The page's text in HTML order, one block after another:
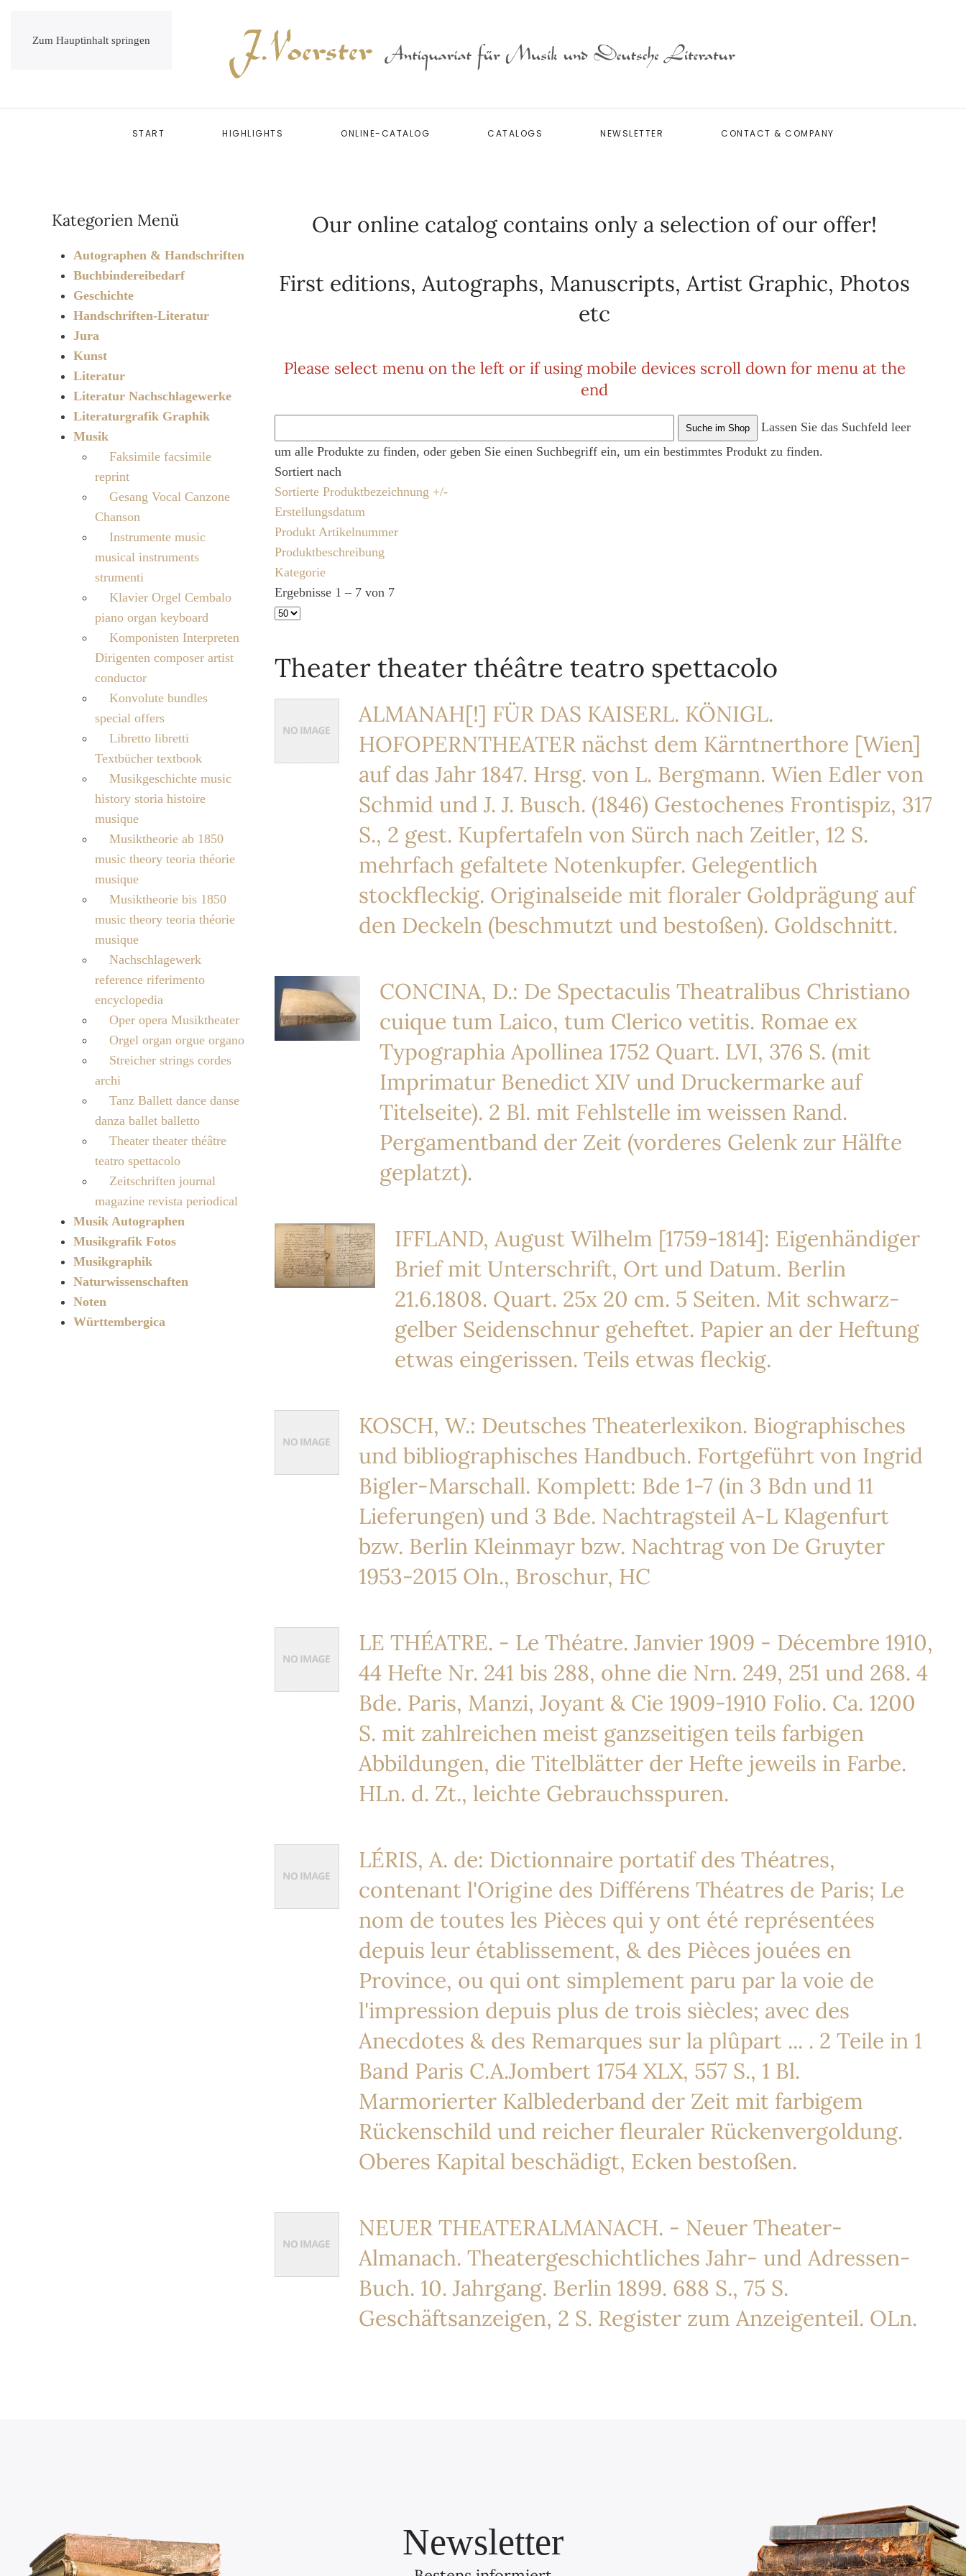
Zum Hauptinhalt springen
START HIGHLIGHTS ONLINE-CATALOG CATALOGS NEWSLETTER CONTACT & COMPANY
Our online catalog contains only a selection of our offer!
First editions, Autographs, Manuscripts, Artist Graphic, Photos
etc
Please select menu on the left or if using mobile devices scroll down for menu at the
end
Lassen Sie das Suchfeld leer
um alle Produkte zu finden, oder geben Sie einen Suchbegriff ein, um ein bestimmtes Produkt zu finden.
Sortiert nach
Sortierte Produktbezeichnung +/-
Erstellungsdatum
Produkt Artikelnummer
Produktbeschreibung
Kategorie
Ergebnisse 1 – 7 von 7
Theater theater théâtre teatro spettacolo
ALMANAH[!] FÜR DAS KAISERL. KÖNIGL.
HOFOPERNTHEATER nächst dem Kärntnerthore [Wien]
auf das Jahr 1847. Hrsg. von L. Bergmann. Wien Edler von
Schmid und J. J. Busch. (1846) Gestochenes Frontispiz, 317
S., 2 gest. Kupfertafeln von Sürch nach Zeitler, 12 S.
mehrfach gefaltete Notenkupfer. Gelegentlich
stockfleckig. Originalseide mit floraler Goldprägung auf
den Deckeln (beschmutzt und bestoßen). Goldschnitt.
CONCINA, D.: De Spectaculis Theatralibus Christiano
cuique tum Laico, tum Clerico vetitis. Romae ex
Typographia Apollinea 1752 Quart. LVI, 376 S. (mit
Imprimatur Benedict XIV und Druckermarke auf
Titelseite). 2 Bl. mit Fehlstelle im weissen Rand.
Pergamentband der Zeit (vorderes Gelenk zur Hälfte
geplatzt).
IFFLAND, August Wilhelm [1759-1814]: Eigenhändiger
Brief mit Unterschrift, Ort und Datum. Berlin
21.6.1808. Quart. 25x 20 cm. 5 Seiten. Mit schwarz-
gelber Seidenschnur geheftet. Papier an der Heftung
etwas eingerissen. Teils etwas fleckig.
KOSCH, W.: Deutsches Theaterlexikon. Biographisches
und bibliographisches Handbuch. Fortgeführt von Ingrid
Bigler-Marschall. Komplett: Bde 1-7 (in 3 Bdn und 11
Lieferungen) und 3 Bde. Nachtragsteil A-L Klagenfurt
bzw. Berlin Kleinmayr bzw. Nachtrag von De Gruyter
1953-2015 Oln., Broschur, HC
LE THÉATRE. - Le Théatre. Janvier 1909 - Décembre 1910,
44 Hefte Nr. 241 bis 288, ohne die Nrn. 249, 251 und 268. 4
Bde. Paris, Manzi, Joyant & Cie 1909-1910 Folio. Ca. 1200
S. mit zahlreichen meist ganzseitigen teils farbigen
Abbildungen, die Titelblätter der Hefte jeweils in Farbe.
HLn. d. Zt., leichte Gebrauchsspuren.
LÉRIS, A. de: Dictionnaire portatif des Théatres,
contenant l'Origine des Différens Théatres de Paris; Le
nom de toutes les Pièces qui y ont été représentées
depuis leur établissement, & des Pièces jouées en
Province, ou qui ont simplement paru par la voie de
l'impression depuis plus de trois siècles; avec des
Anecdotes & des Remarques sur la plûpart ... . 2 Teile in 1
Band Paris C.A.Jombert 1754 XLX, 557 S., 1 Bl.
Marmorierter Kalblederband der Zeit mit farbigem
Rückenschild und reicher fleuraler Rückenvergoldung.
Oberes Kapital beschädigt, Ecken bestoßen.
NEUER THEATERALMANACH. - Neuer Theater-
Almanach. Theatergeschichtliches Jahr- und Adressen-
Buch. 10. Jahrgang. Berlin 1899. 688 S., 75 S.
Geschäftsanzeigen, 2 S. Register zum Anzeigenteil. OLn.
Kategorien Menü
Autographen & Handschriften
Buchbindereibedarf
Geschichte
Handschriften-Literatur
Jura
Kunst
Literatur
Literatur Nachschlagewerke
Literaturgrafik Graphik
Musik
Faksimile facsimile
reprint
Gesang Vocal Canzone
Chanson
Instrumente music
musical instruments
strumenti
Klavier Orgel Cembalo
piano organ keyboard
Komponisten Interpreten
Dirigenten composer artist
conductor
Konvolute bundles
special offers
Libretto libretti
Textbücher textbook
Musikgeschichte music
history storia histoire
musique
Musiktheorie ab 1850
music theory teoria théorie
musique
Musiktheorie bis 1850
music theory teoria théorie
musique
Nachschlagewerk
reference riferimento
encyclopedia
Oper opera Musiktheater
Orgel organ orgue organo
Streicher strings cordes
archi
Tanz Ballett dance danse
danza ballet balletto
Theater theater théâtre
teatro spettacolo
Zeitschriften journal
magazine revista periodical
Musik Autographen
Musikgrafik Fotos
Musikgraphik
Naturwissenschaften
Noten
Württembergica
Newsletter